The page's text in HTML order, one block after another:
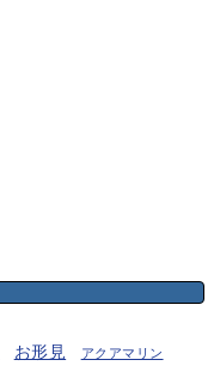
お形見 アクアマリン